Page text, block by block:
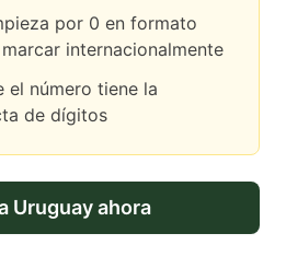
por 0 en formato
internacionalmente
el número tiene la
de dígitos
Uruguayahora